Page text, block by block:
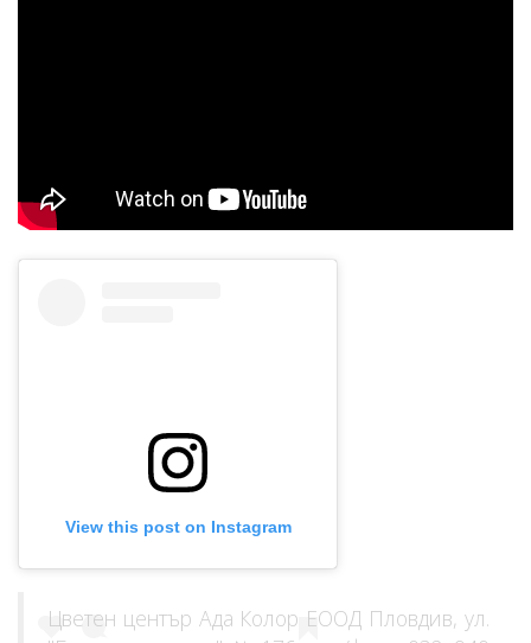
View this post on Instagram
Цветен център Ада Колор ЕООД Пловдив, ул.